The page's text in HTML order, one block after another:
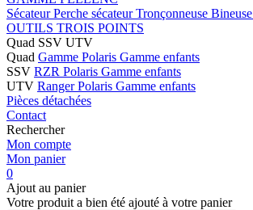
SécateurPerche sécateurTronçonneuse Bineuse
OUTILS TROIS POINTS
Quad SSV UTV
Quad Gamme Polaris Gamme enfants
SSV RZR Polaris Gamme enfants
UTV Ranger Polaris Gamme enfants
Pièces détachées
Contact
Rechercher
Mon compte
Mon panier
0
Ajout au panier
Votre produit a bien été ajouté à votre panier